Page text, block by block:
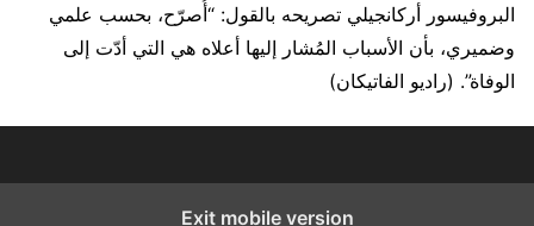
البروفيسور أركانجيلي تصريحه بالقول: “أُصرّح، بحسب علمي
وضميري، بأن الأسباب المُشار إليها أعلاه هي التي أدّت إلى
الوفاة”. (راديو الفاتيكان)
Exit mobile version